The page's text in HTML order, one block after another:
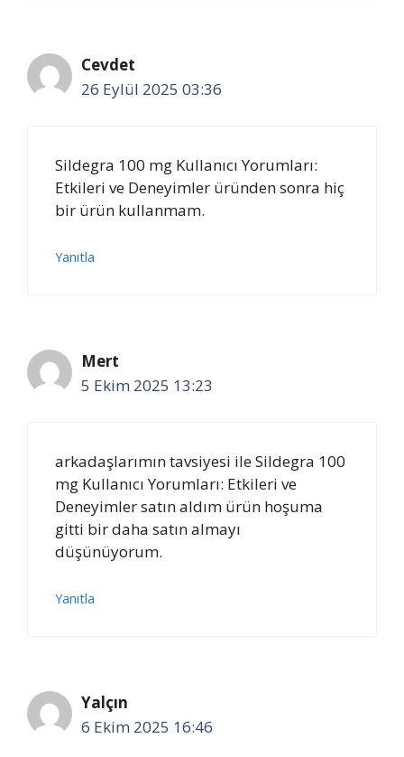
Cevdet
26 Eylül 2025 03:36
Sildegra 100 mg Kullanıcı Yorumları:
Etkileri ve Deneyimler üründen sonra hiç
bir ürün kullanmam.
Yanıtla
Mert
5 Ekim 2025 13:23
arkadaşlarımın tavsiyesi ile Sildegra 100
mg Kullanıcı Yorumları: Etkileri ve
Deneyimler satın aldım ürün hoşuma
gitti bir daha satın almayı
düşünüyorum.
Yanıtla
Yalçın
6 Ekim 2025 16:46